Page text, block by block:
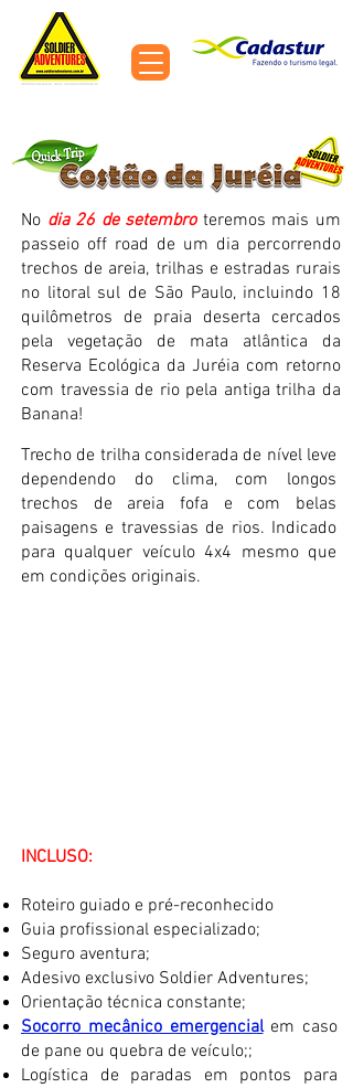
No dia 26 de setembroteremos mais um
passeio off road de um dia percorrendo
trechos de areia, trilhas e estradas rurais
no litoral sul de São Paulo, incluindo 18
quilômetros de praia deserta cercados
pela vegetação de mata atlântica da
Reserva Ecológica da Juréia com retorno
com travessia de rio pela antiga trilha da
Banana!
Trecho de trilha considerada de nível leve
dependendo do clima, com longos
trechos de areia fofa e com belas
paisagens e travessias de rios. Indicado
para qualquer veículo 4x4 mesmo que
em condições originais.
INCLUSO:
Roteiro guiado e pré-reconhecido
Guia profissional especializado;
Seguro aventura;
Adesivo exclusivo Soldier Adventures;
Orientação técnica constante;
Socorro mecânico emergencialem caso
de pane ou quebra de veículo;;
Logística de paradas em pontos para